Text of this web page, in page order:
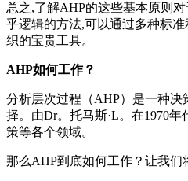
总之,了解AHP的这些基本原则
乎逻辑的方法,可以通过多种标
织的宝贵工具。
AHP如何工作？
分析层次过程（AHP）是一种
择。由Dr。托马斯·L。在1970
策等各个领域。
那么AHP到底如何工作？让我们